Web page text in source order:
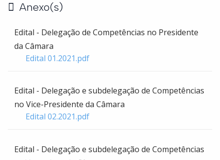
Anexo(s)
Edital - Delegação de Competências no Presidente
da Câmara
Edital 01.2021.pdf
Edital - Delegação e subdelegação de Competências
no Vice-Presidente da Câmara
Edital 02.2021.pdf
Edital - Delegação e subdelegação de Competências